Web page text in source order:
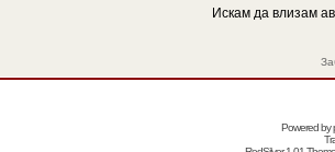
Искам да влизам
Powered by